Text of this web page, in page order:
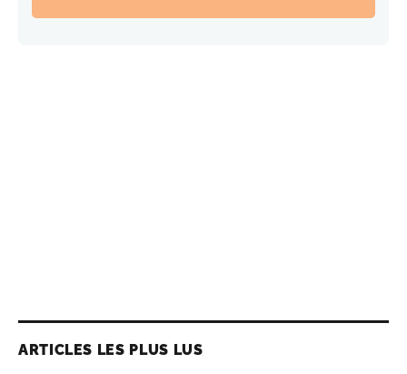
ARTICLES LES PLUS LUS